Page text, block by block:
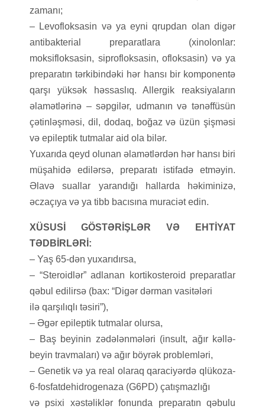
zamanı;
– Levofloksasin və ya eyni qrupdan olan digər
antibakterial preparatlara (xinolonlar:
moksifloksasin, siprofloksasin, ofloksasin) və ya
preparatın tərkibindəki hər hansı bir komponentə
qarşı yüksək həssaslıq. Allergik reaksiyaların
əlamətlərinə – səpgilər, udmanın və tənəffüsün
çətinləşməsi, dil, dodaq, boğaz və üzün şişməsi
və epileptik tutmalar aid ola bilər.
Yuxarıda qeyd olunan əlamətlərdən hər hansı biri
müşahidə edilərsə, preparatı istifadə etməyin.
Əlavə suallar yarandığı hallarda həkiminizə,
əczaçıya və ya tibb bacısına muraciət edin.
XÜSUSİ GÖSTƏRİŞLƏR VƏ EHTİYAT
TƏDBİRLƏRİ:
– Yaş 65-dən yuxarıdırsa,
– “Steroidlər” adlanan kortikosteroid preparatlar
qəbul edilirsə (bax: “Digər dərman vasitələri
ilə qarşılıqlı təsiri”),
– Əgər epileptik tutmalar olursa,
– Baş beyinin zədələnmələri (insult, ağır kəllə-
beyin travmaları) və ağır böyrək problemləri,
– Genetik və ya real olaraq qaraciyərdə qlükoza-
6-fosfatdehidrogenaza (G6PD) çatışmazlığı
və psixi xəstəliklər fonunda preparatın qəbulu